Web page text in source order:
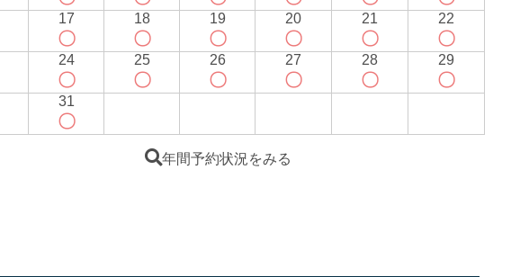
17
〇
18
〇
19
〇
20
〇
21
〇
22
〇
24
〇
25
〇
26
〇
27
〇
28
〇
29
〇
31
〇
年間予約状況をみる